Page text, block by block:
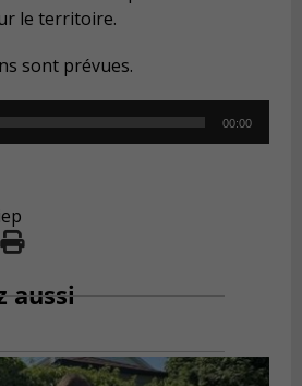
le territoire.
sont prévues.
00:00
aussi